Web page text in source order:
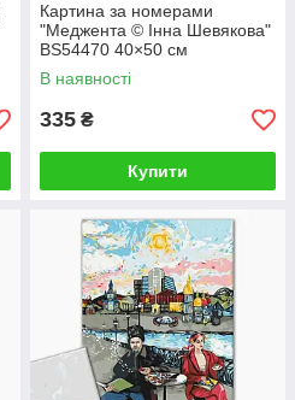
Картина за номерами
"Меджента © Інна Шевякова"
BS54470 40×50 см
В наявності
335 ₴
Купити